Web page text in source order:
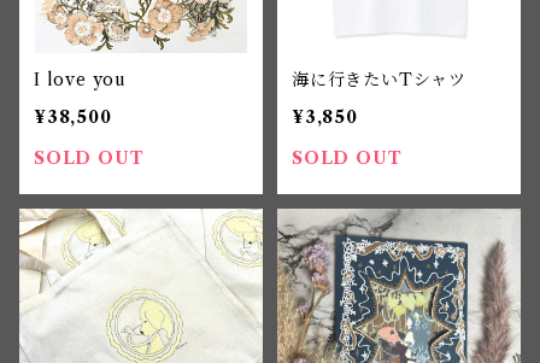
I love you
¥38,500
SOLD OUT
海に行きたいTシャツ
¥3,850
SOLD OUT